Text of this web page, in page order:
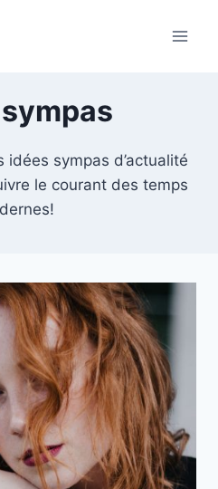
sympas d’actualité
le courant des temps